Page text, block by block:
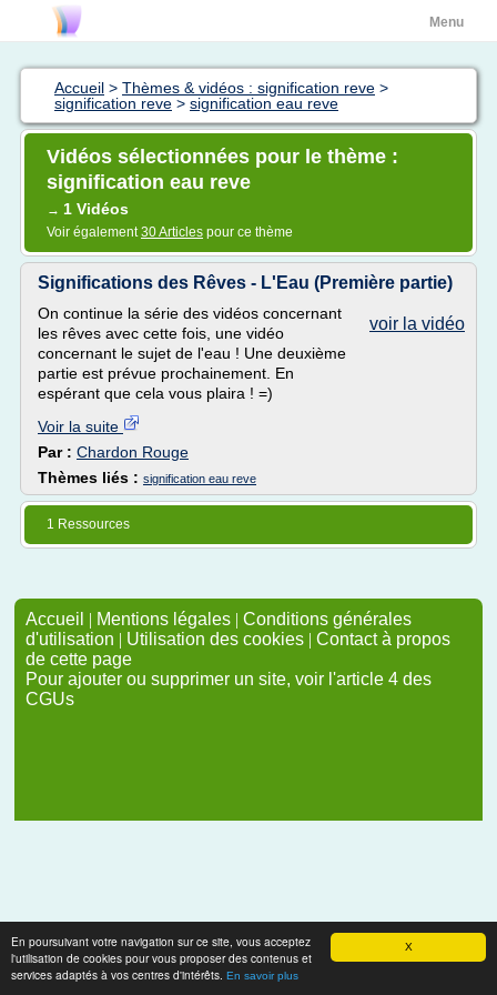
X
En poursuivant votre navigation sur ce site, vous acceptez
l'utilisation de cookies pour vous proposer des contenus et
services adaptés à vos centres d'intérêts. En savoir plus
Menu
Accueil > Thèmes & vidéos : signification reve >
signification reve > signification eau reve
Vidéos sélectionnées pour le thème :
signification eau reve
→ 1 Vidéos
Voir également30 Articles pour ce thème
Significations des Rêves - L'Eau (Première partie)
voir la vidéo
On continue la série des vidéos concernant
les rêves avec cette fois, une vidéo
concernant le sujet de l'eau ! Une deuxième
partie est prévue prochainement. En
espérant que cela vous plaira ! =)
Voir la suite
Par : Chardon Rouge
Thèmes liés : signification eau reve
1 Ressources
Accueil | Mentions légales | Conditions générales
d'utilisation | Utilisation des cookies | Contact à propos
de cette page
Pour ajouter ou supprimer un site, voir l'article 4 des
CGUs